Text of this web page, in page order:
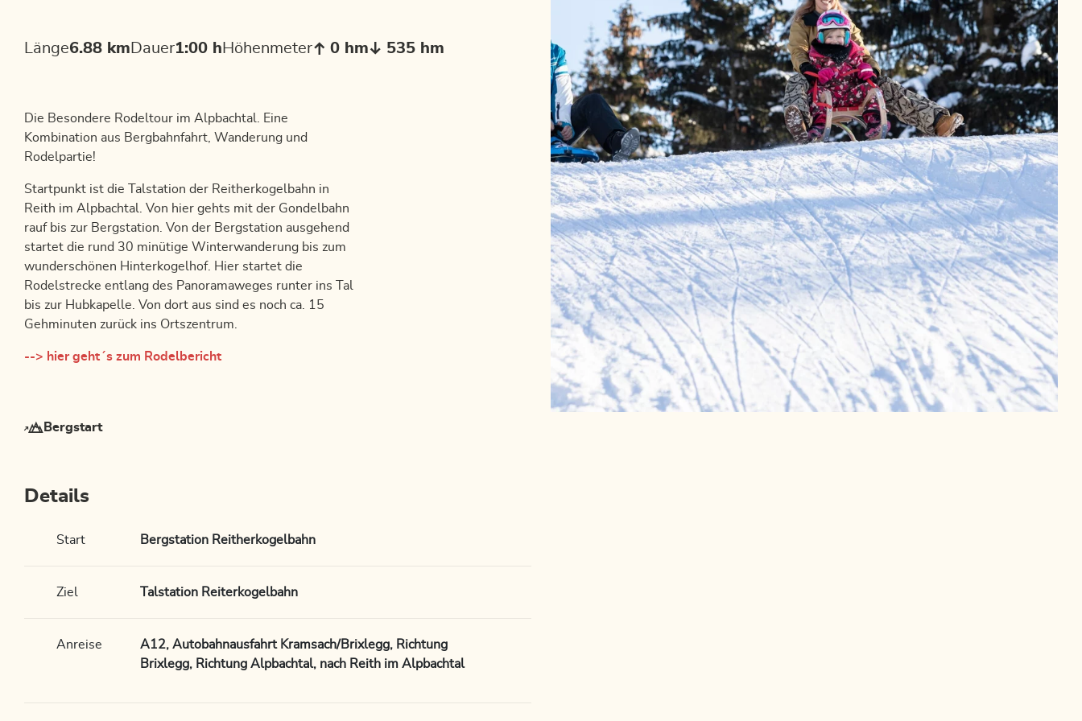
Länge6.88 km Dauer1:00 h Höhenmeter 0 hm 535 hm
Die Besondere Rodeltour im Alpbachtal. Eine
Kombination aus Bergbahnfahrt, Wanderung und
Rodelpartie!
Startpunkt ist die Talstation der Reitherkogelbahn in
Reith im Alpbachtal. Von hier gehts mit der Gondelbahn
rauf bis zur Bergstation. Von der Bergstation ausgehend
startet die rund 30 minütige Winterwanderung bis zum
wunderschönen Hinterkogelhof. Hier startet die
Rodelstrecke entlang des Panoramaweges runter ins Tal
bis zur Hubkapelle. Von dort aus sind es noch ca. 15
Gehminuten zurück ins Ortszentrum.
--> hier geht´s zum Rodelbericht
Bergstart
Details
Start Bergstation Reitherkogelbahn
Ziel Talstation Reiterkogelbahn
Anreise
A12, Autobahnausfahrt Kramsach/Brixlegg, Richtung
Brixlegg, Richtung Alpbachtal, nach Reith im Alpbachtal